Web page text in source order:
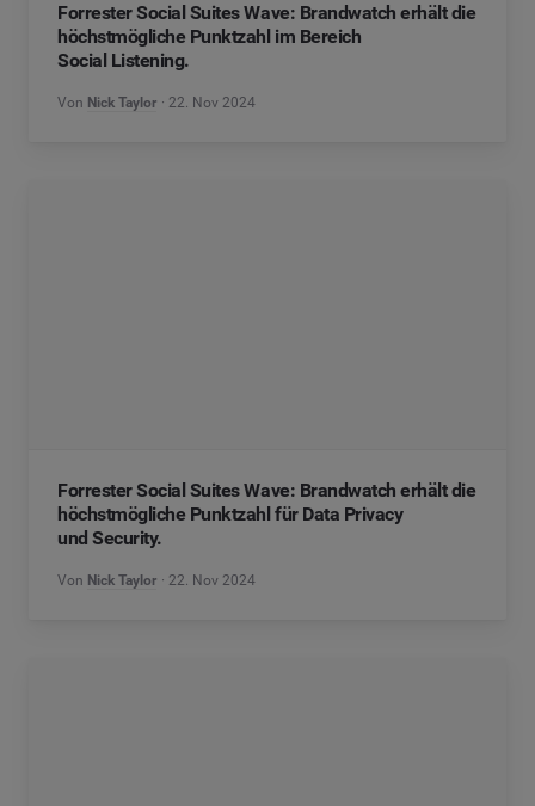
Forrester Social Suites Wave: Brandwatch erhält die
höchstmögliche Punktzahl im Bereich
Social Listening.
Von Nick Taylor 22. Nov 2024
Forrester Social Suites Wave: Brandwatch erhält die
höchstmögliche Punktzahl für Data Privacy
und Security.
Von Nick Taylor 22. Nov 2024